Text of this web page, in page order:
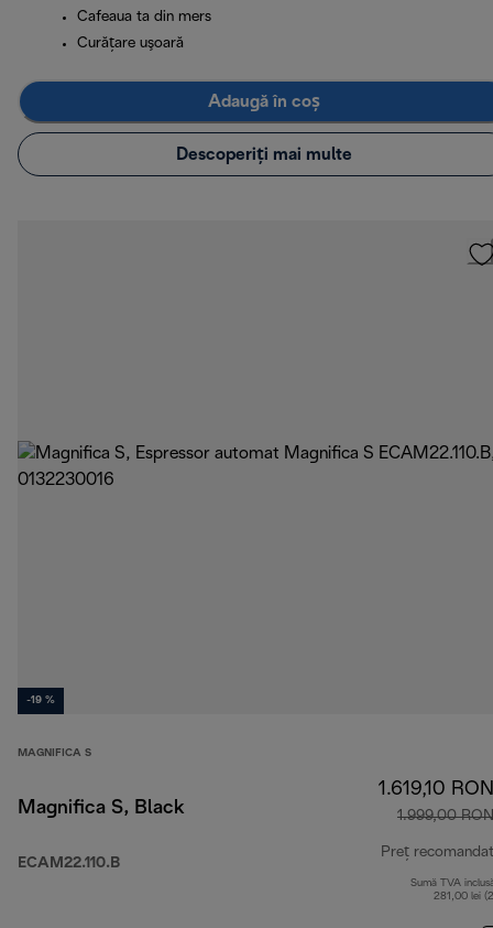
Cafeaua ta din mers
Curăţare uşoară
Adaugă în coș
Descoperiți mai multe
-19 %
MAGNIFICA S
Magnifica S, Black
ECAM22.110.B
1.619,10 RON
1.999,00 RON
Preț recomandat
Sumă TVA
281,00 lei